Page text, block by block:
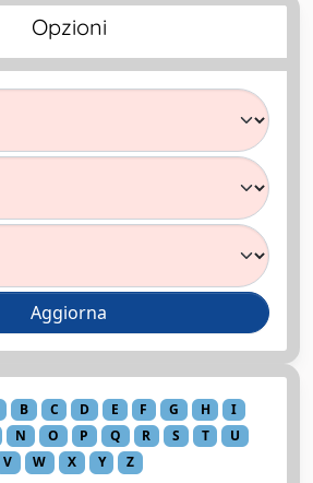
Opzioni
B C D E F G H
I
N O P Q R S T
U
V
W X Y Z